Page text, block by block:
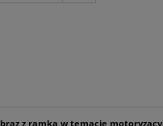
z ramką w temacie